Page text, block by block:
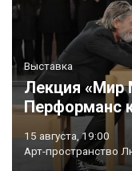
Выставка
Лекция «Мир
Перформанс
15 августа, 19:00
Арт-пространство